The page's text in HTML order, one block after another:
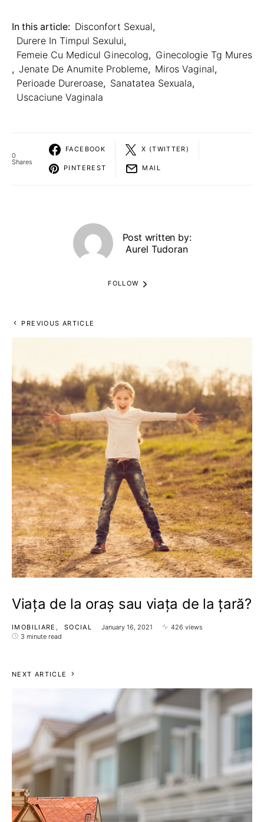
In this article: Disconfort Sexual,
Durere In Timpul Sexului,
Femeie Cu Medicul Ginecolog, Ginecologie Tg Mures
, Jenate De Anumite Probleme, Miros Vaginal,
Perioade Dureroase, Sanatatea Sexuala,
Uscaciune Vaginala
0
Shares
FACEBOOK X (TWITTER)
PINTEREST MAIL
Post written by:
Aurel Tudoran
FOLLOW
PREVIOUS ARTICLE
Viața de la oraș sau viața de la țară?
IMOBILIARE SOCIAL January 16, 2021
426 views
3 minute read
NEXT ARTICLE